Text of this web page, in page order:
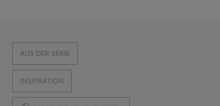
AUS DER SERIE
INSPIRATION